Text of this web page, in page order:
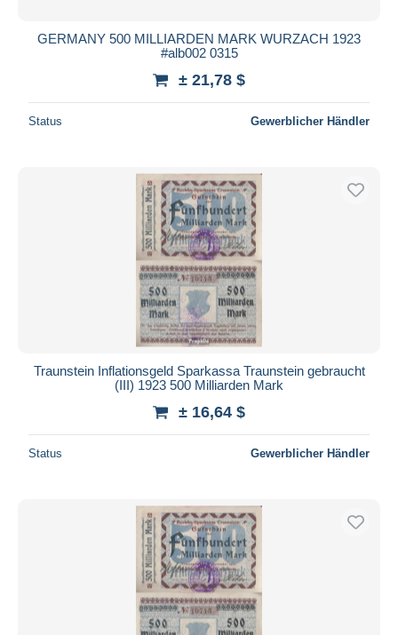
GERMANY 500 MILLIARDEN MARK WURZACH 1923
#alb002 0315
± 21,78 $
Status Gewerblicher Händler
Traunstein Inflationsgeld Sparkassa Traunstein gebraucht
(III) 1923 500 Milliarden Mark
± 16,64 $
Status Gewerblicher Händler